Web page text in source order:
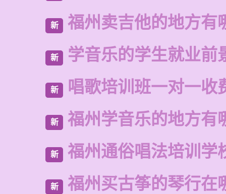
新 福州卖吉他的地方有
新 学音乐的学生就业前
新 唱歌培训班一对一收
新 福州学音乐的地方有
新 福州通俗唱法培训学
新 福州买古筝的琴行在